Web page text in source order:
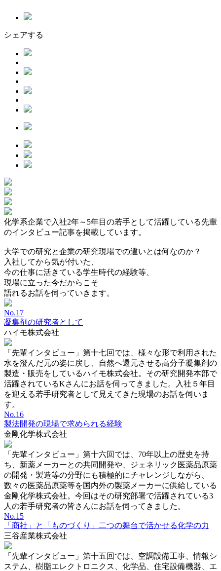
シェアする
化学系企業で入社2年～5年目の若手として活躍している先輩
のインタビュー記事を掲載しています。
大学での研究と企業の研究現場での違いとは何なのか？
入社してから気が付いた、
今の仕事に活きている学生時代の経験等、
現場に立った今だからこそ
語れるお話を伺っていきます。
No.17
凝集剤の研究者として
ハイモ株式会社
「先輩インタビュー」第十七回では、様々な形で利用された
水を澄んだ元の姿に戻し、自然へ還元させる高分子凝集剤の
製造・販売をしているハイモ株式会社。その研究開発本部で
活躍されているKさんにお話を伺ってきました。入社５年目
を迎える若手研究者として見えてきた現場のお話を伺いま
す。
No.16
製法開発の現場で求められる経験
金剛化学株式会社
「先輩インタビュー」第十六回では、70年以上の歴史を持
ち、新薬メーカーとの共同開発や、ジェネリック医薬品原薬
の開発・製造等の分野にも積極的にチャレンジしながら、
数々の医薬品原薬等を国内外の製薬メーカーに供給している
金剛化学株式会社。今回はその研究部署で活躍されている3
人の若手研究者の皆さんにお話を伺ってきました。
No.15
「商社」と「ものづくり」二つの舞台で活かせる化学の力
三谷産業株式会社
「先輩インタビュー」第十五回では、空調設備工事、情報シ
ステム、樹脂エレクトロニクス、化学品、住宅設備機器、エ